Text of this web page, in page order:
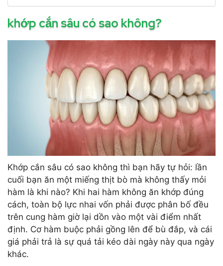
khớp cắn sâu có sao không?
Khớp cắn sâu có sao không thì bạn hãy tự hỏi: lần
cuối bạn ăn một miếng thịt bò mà không thấy mỏi
hàm là khi nào? Khi hai hàm không ăn khớp đúng
cách, toàn bộ lực nhai vốn phải được phân bố đều
trên cung hàm giờ lại dồn vào một vài điểm nhất
định. Cơ hàm buộc phải gồng lên để bù đắp, và cái
giá phải trả là sự quá tải kéo dài ngày này qua ngày
khác.